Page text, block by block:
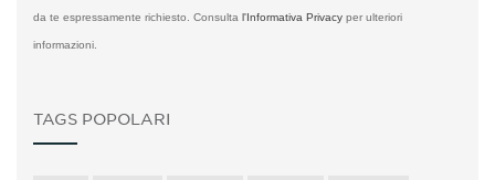
da te espressamente richiesto. Consulta l'Informativa Privacy per ulteriori
informazioni.
TAGS POPOLARI